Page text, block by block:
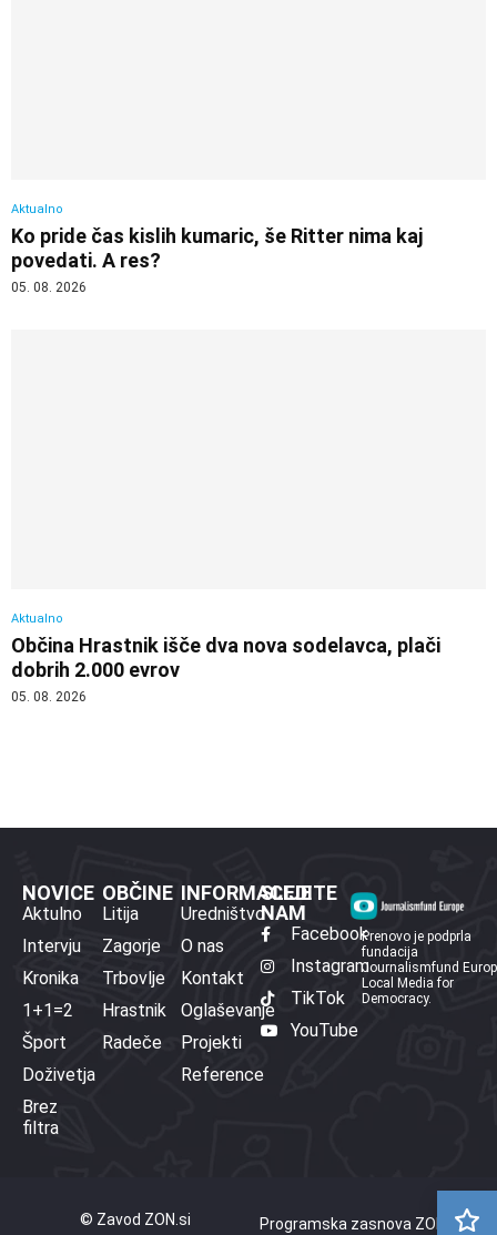
Aktualno
Ko pride čas kislih kumaric, še Ritter nima kaj
povedati. A res?
05. 08. 2026
Aktualno
Občina Hrastnik išče dva nova sodelavca, plači
dobrih 2.000 evrov
05. 08. 2026
NOVICE
Aktulno
Intervju
Kronika
1+1=2
Šport
Doživetja
Brez
filtra
OBČINE
Litija
Zagorje
Trbovlje
Hrastnik
Radeče
INFORMACIJE
Uredništvo
O nas
Kontakt
Oglaševanje
Projekti
Reference
SLEDITE
NAM
Facebook
Instagram
TikTok
YouTube
Prenovo je podprla
fundacija
Journalismfund
Local Media for
Democracy.
© Zavod ZON.si Programska zasnova ZON